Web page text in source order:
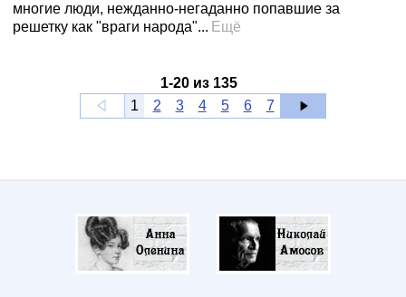
многие люди, нежданно-негаданно попавшие за
решетку как "враги народа"... Ещё
1-20из 135
1
2 3 4 5 6 7